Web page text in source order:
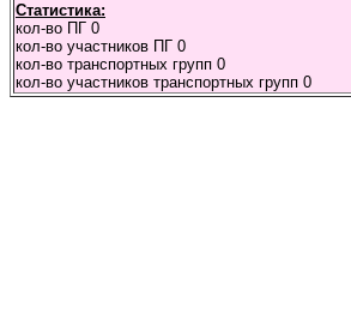
Статистика:
кол-во ПГ 0
кол-во участников ПГ 0
кол-во транспортных групп 0
кол-во участников транспортных групп 0